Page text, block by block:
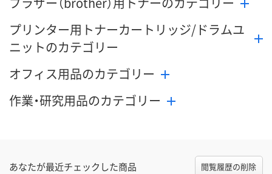
プリンター用トナーカートリッジ/ドラムユ
ニットのカテゴリー
オフィス用品のカテゴリー
作業・研究用品のカテゴリー
あなたが最近チェックした商品 閲覧履歴の削除